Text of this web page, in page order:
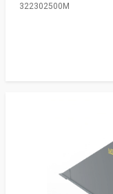
322302500M